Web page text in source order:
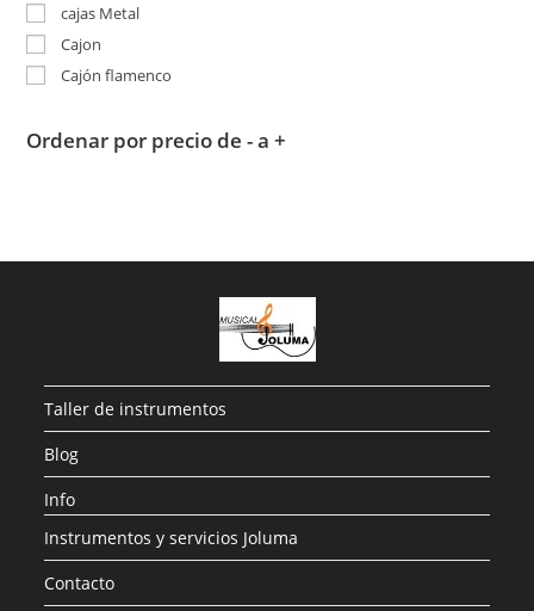
cajas Metal
Cajon
Cajón flamenco
Ordenar por precio de - a +
Taller de instrumentos
Blog
Info
Instrumentos y servicios Joluma
Contacto